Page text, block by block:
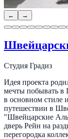
← →
Студия Градиз
Идея проекта
мечты побывать в
в основном стиле
путешествии в
"Швейцарские
дверь Рейн на
перегородка